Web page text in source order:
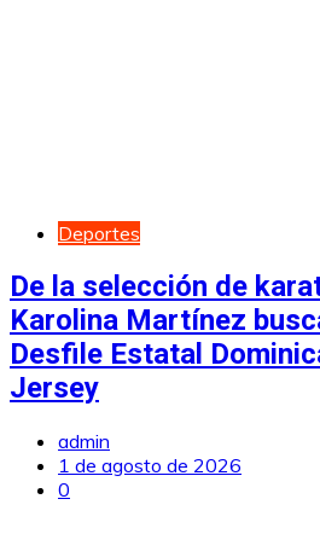
Deportes
De la selección de
Karolina Martínez
Desfile Estatal
Jersey
admin
1 de agosto de 2026
0